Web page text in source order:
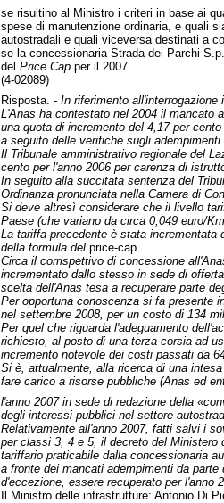
se risultino al Ministro i criteri in base ai
spese di manutenzione ordinaria, e quali
autostradali e quali viceversa destinati a
se la concessionaria Strada dei Parchi
del Price Capper il 2007.
(4-02089)
Risposta. - In riferimento
L'Anas ha contestato nel 2004 il mancato
una quota di incremento del 4,17 per
a seguito delle verifiche sugli
Il Tribunale amministrativo regionale del
cento per l'anno 2006 per carenza di
In seguito alla succitata sentenza del
Ordinanza pronunciata nella Camera di
Si deve altresì considerare che il livello
Paese (che variano da circa 0,049 euro/
La tariffa precedente è stata incrementata
della formula delprice-cap.
Circa il corrispettivo di concessione
incrementato dallo stesso in sede di
scelta dell'Anas tesa a recuperare parte
Per opportuna conoscenza si fa presente
nel settembre 2008, per un costo di 134
Per quel che riguarda l'adeguamento
richiesto, al posto di una terza corsia ad
incremento notevole dei costi passati da
Si è, attualmente, alla ricerca di una
fare carico a risorse pubbliche (Anas ed
l'anno 2007 in sede di redazione della
degli interessi pubblici nel settore
Relativamente all'anno 2007, fatti salvi i
per classi 3, 4 e 5, il decreto del Ministero
tariffario praticabile dalla concessionaria
a fronte dei mancati adempimenti da
d'eccezione, essere recuperato per l'anno
Il Ministro delle infrastrutture: Antonio Di